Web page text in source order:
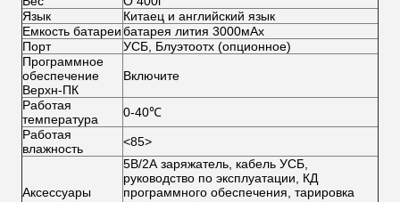
Язык
Китаец и английский язык
Емкость батареибатарея лития 3000мАх
Порт
УСБ, Блуэтоотх (опционное)
Программное
обеспечение
Верхн-ПК
Включите
Работая
температура
0-40℃
Работая
влажность
<85>
Аксессуары
5В/2А заряжатель, кабель УСБ,
руководство по эксплуатации, КД
программного обеспечения, тарировка